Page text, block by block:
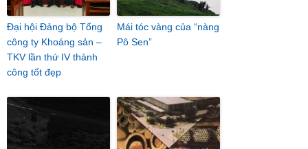
Đại hội Đảng bộ Tổng
công ty Khoáng sản –
TKV lần thứ IV thành
công tốt đẹp
Mái tóc vàng của “nàng
Pô Sen”